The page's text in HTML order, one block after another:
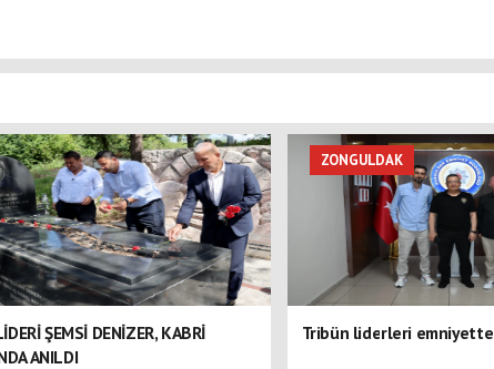
ŞEMSİ DENİZER, KABRİ
ANILDI
ZONGULDAK
Tribün liderleri emniyette